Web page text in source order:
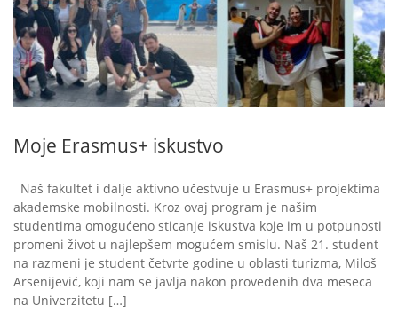
Moje Erasmus+ iskustvo
Naš fakultet i dalje aktivno učestvuje u Erasmus+ projektima
akademske mobilnosti. Kroz ovaj program je našim
studentima omogućeno sticanje iskustva koje im u potpunosti
promeni život u najlepšem mogućem smislu. Naš 21. student
na razmeni je student četvrte godine u oblasti turizma, Miloš
Arsenijević, koji nam se javlja nakon provedenih dva meseca
na Univerzitetu […]